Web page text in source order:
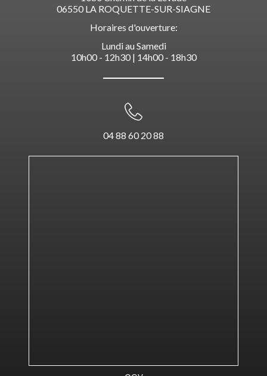
06550 LA ROQUETTE-SUR-SIAGNE
Horaires d'ouverture:
Lundi au Samedi
10h00 - 12h30 | 14h00 - 18h30
04 88 60 20 88